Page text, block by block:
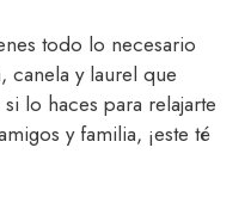
todo lo necesario
canela y laurel que
lo haces para relajarte
y familia, ¡este té